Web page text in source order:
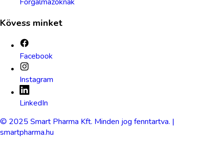
Kövess minket
Facebook
Instagram
LinkedIn
© 2025 Smart Pharma Kft. Minden jog fenntartva. |
smartpharma.hu